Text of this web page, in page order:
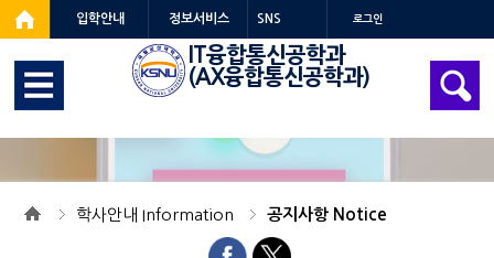
입학안내 정보서비스 SNS 로그인
IT융합통신공학과
(AX융합통신공학과)
학사안내 Information 공지사항 Notice